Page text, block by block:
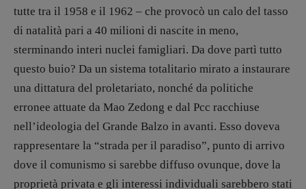
[fabio.malagnini@gmail.com]
Coordinamento Pulp for kids e social
media:
Valentina Marcoli
[valentina.marcoli@gmail.
ARCHIVIO E AUTORI
tutte tra il 1958 e il 1962 – che provocò un calo del tasso
di natalità pari a 40 milioni di nascite in meno,
sterminando interi nuclei famigliari. Da dove partì tutto
questo buio? Da un sistema totalitario mirato a instaurare
una dittatura del proletariato, nonché da politiche
erronee attuate da Mao Zedong e dal Pcc racchiuse
nell’ideologia del Grande Balzo in avanti. Esso doveva
rappresentare la “strada per il paradiso”, punto di arrivo
dove il comunismo si sarebbe diffuso ovunque, dove la
proprietà privata e gli interessi individuali sarebbero stati